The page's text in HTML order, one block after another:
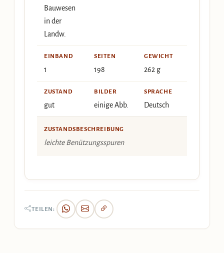
Bauwesen
in der
Landw.
EINBAND
1
SEITEN
198
GEWICHT
262 g
ZUSTAND
gut
BILDER
einige Abb.
SPRACHE
Deutsch
ZUSTANDSBESCHREIBUNG
leichte Benützungsspuren
TEILEN: